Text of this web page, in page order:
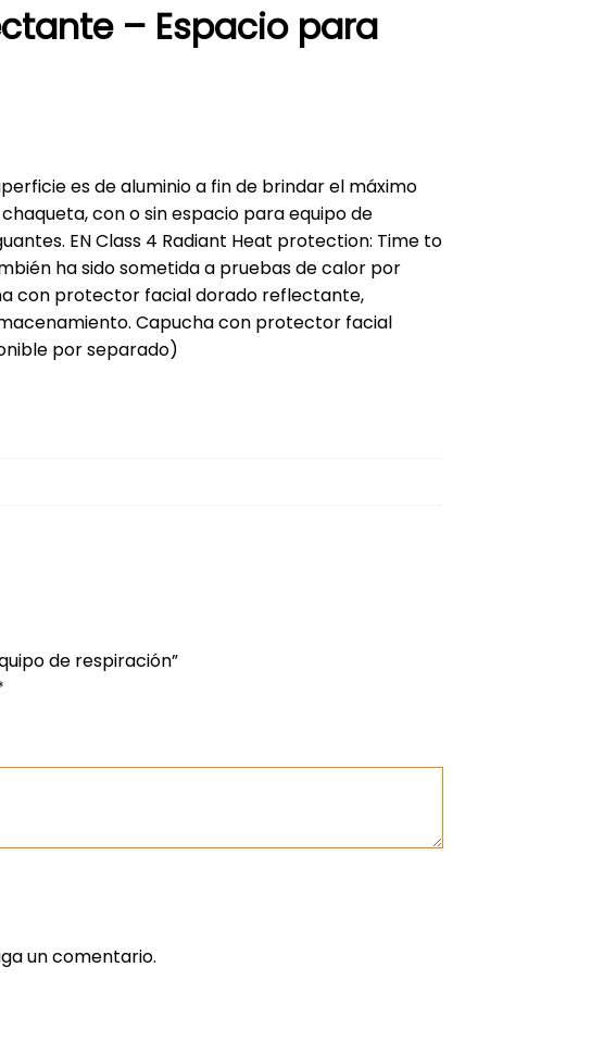
– Espacio para
es de aluminio a fin de brindar el máximo
con o sin espacio para equipo de
EN Class 4 Radiant Heat protection: Time to
ha sido sometida a pruebas de calor por
con protector facial dorado reflectante,
Capucha con protector facial
por separado)
de respiración”
un comentario.